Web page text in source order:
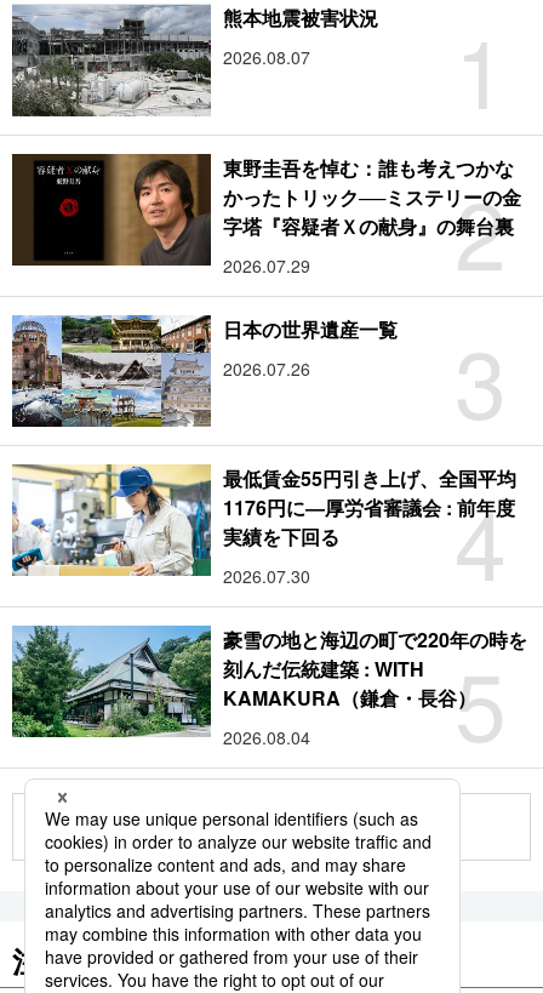
1
熊本地震被害状況
2026.08.07
2
東野圭吾を悼む：誰も考えつかな
かったトリック──ミステリーの金
字塔『容疑者Ｘの献身』の舞台裏
2026.07.29
3
日本の世界遺産一覧
2026.07.26
4
最低賃金55円引き上げ、全国平均
1176円に―厚労省審議会 : 前年度
実績を下回る
2026.07.30
5
豪雪の地と海辺の町で220年の時を
刻んだ伝統建築 : WITH
KAMAKURA（鎌倉・長谷）
2026.08.04
もっと見る
注目のキーワード